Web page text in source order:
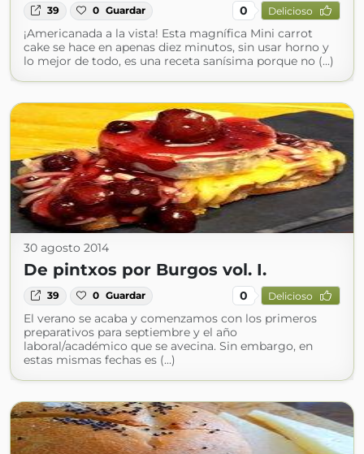
39 0 Guardar 0 Delicioso
¡Americanada a la vista! Esta magnífica Mini carrot
cake se hace en apenas diez minutos, sin usar horno y
lo mejor de todo, es una receta sanísima porque no (...)
30 agosto 2014
De pintxos por Burgos vol. I.
39 0 Guardar 0 Delicioso
El verano se acaba y comenzamos con los primeros
preparativos para septiembre y el año
laboral/académico que se avecina. Sin embargo, en
estas mismas fechas es (...)